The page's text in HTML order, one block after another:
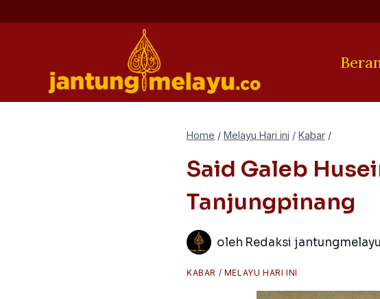
to
Home / Melayu Hari ini / Kabar /
Said Galeb
Tanjungpinang
oleh Redaksi jantungmelayu
KABAR / MELAYU HARI INI